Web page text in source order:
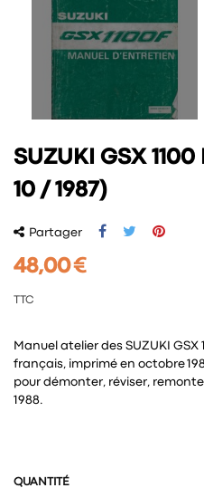
SUZUKI GSX
10 / 1987)
Partager
48,00 €
TTC
Manuel atelier des SUZUKI GSX
français, imprimé en octobre
pour démonter, réviser,
1988.
QUANTITÉ